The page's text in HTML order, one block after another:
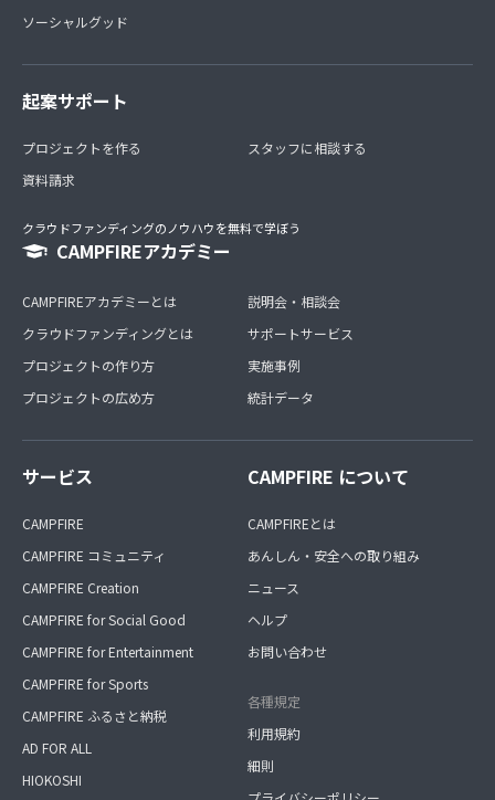
ソーシャルグッド
起案サポート
プロジェクトを作る
資料請求
スタッフに相談する
クラウドファンディングのノウハウを無料で学ぼう
CAMPFIREアカデミー
CAMPFIREアカデミーとは
クラウドファンディングとは
プロジェクトの作り方
プロジェクトの広め方
説明会・相談会
サポートサービス
実施事例
統計データ
サービス
CAMPFIRE
CAMPFIRE コミュニティ
CAMPFIRE Creation
CAMPFIRE for Social Good
CAMPFIRE for Entertainment
CAMPFIRE for Sports
CAMPFIRE ふるさと納税
AD FOR ALL
HIOKOSHI
CAMPFIRE について
CAMPFIREとは
あんしん・安全への取り組み
ニュース
ヘルプ
お問い合わせ
各種規定
利用規約
細則